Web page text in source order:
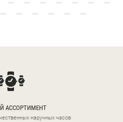
АССОРТИМЕНТ
наручных часов